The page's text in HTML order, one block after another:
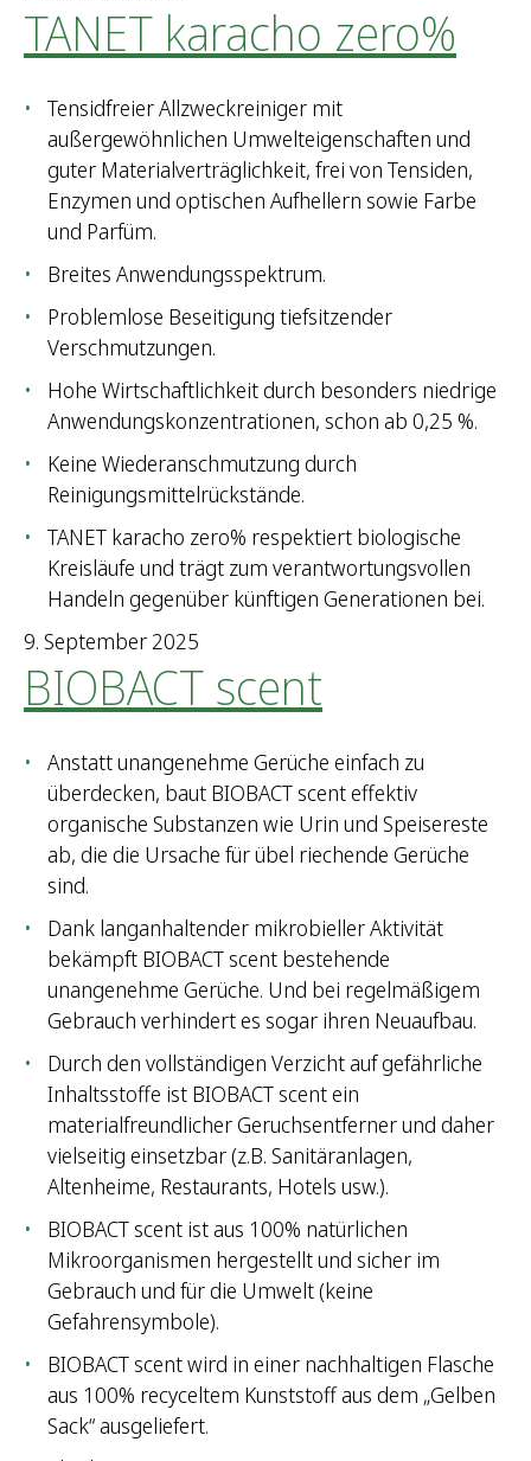
TANET karacho zero%
Tensidfreier Allzweckreiniger mit
außergewöhnlichen Umwelteigenschaften und
guter Materialverträglichkeit, frei von Tensiden,
Enzymen und optischen Aufhellern sowie Farbe
und Parfüm.
Breites Anwendungsspektrum.
Problemlose Beseitigung tiefsitzender
Verschmutzungen.
Hohe Wirtschaftlichkeit durch besonders niedrige
Anwendungskonzentrationen, schon ab 0,25 %.
Keine Wiederanschmutzung durch
Reinigungsmittelrückstände.
TANET karacho zero% respektiert biologische
Kreisläufe und trägt zum verantwortungsvollen
Handeln gegenüber künftigen Generationen bei.
9. September 2025
BIOBACT scent
Anstatt unangenehme Gerüche einfach zu
überdecken, baut BIOBACT scent effektiv
organische Substanzen wie Urin und Speisereste
ab, die die Ursache für übel riechende Gerüche
sind.
Dank langanhaltender mikrobieller Aktivität
bekämpft BIOBACT scent bestehende
unangenehme Gerüche. Und bei regelmäßigem
Gebrauch verhindert es sogar ihren Neuaufbau.
Durch den vollständigen Verzicht auf gefährliche
Inhaltsstoffe ist BIOBACT scent ein
materialfreundlicher Geruchsentferner und daher
vielseitig einsetzbar (z.B. Sanitäranlagen,
Altenheime, Restaurants, Hotels usw.).
BIOBACT scent ist aus 100% natürlichen
Mikroorganismen hergestellt und sicher im
Gebrauch und für die Umwelt (keine
Gefahrensymbole).
BIOBACT scent wird in einer nachhaltigen Flasche
aus 100% recyceltem Kunststoff aus dem „Gelben
Sack“ ausgeliefert.